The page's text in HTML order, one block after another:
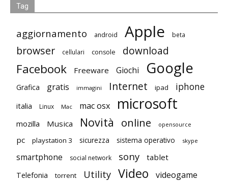
Tag
aggiornamento android Apple beta
browser cellulari console download
Facebook Freeware Giochi Google
Grafica gratis immagini Internet ipad iphone
italia Linux Mac mac osx microsoft
mozilla Musica Novità online opensource
pc playstation 3 sicurezza sistema operativo skype
smartphone social network sony tablet
Telefonia torrent Utility Video videogame